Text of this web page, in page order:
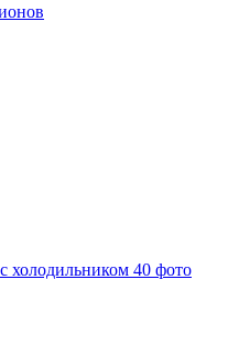
холодильником 40 фото